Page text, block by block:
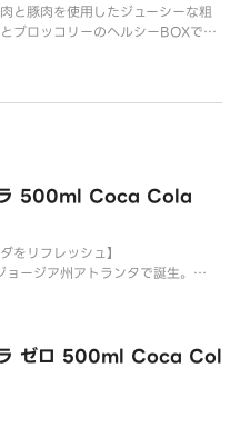
と豚肉を使用したジューシーな粗
ブロッコリーのヘルシーBOXで
ラ 500ml Coca Cola
をリフレッシュ】
ージア州アトランタで誕生。
ラ ゼロ 500ml Coca Col